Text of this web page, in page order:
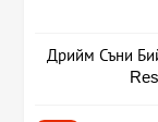
Дрийм Съни